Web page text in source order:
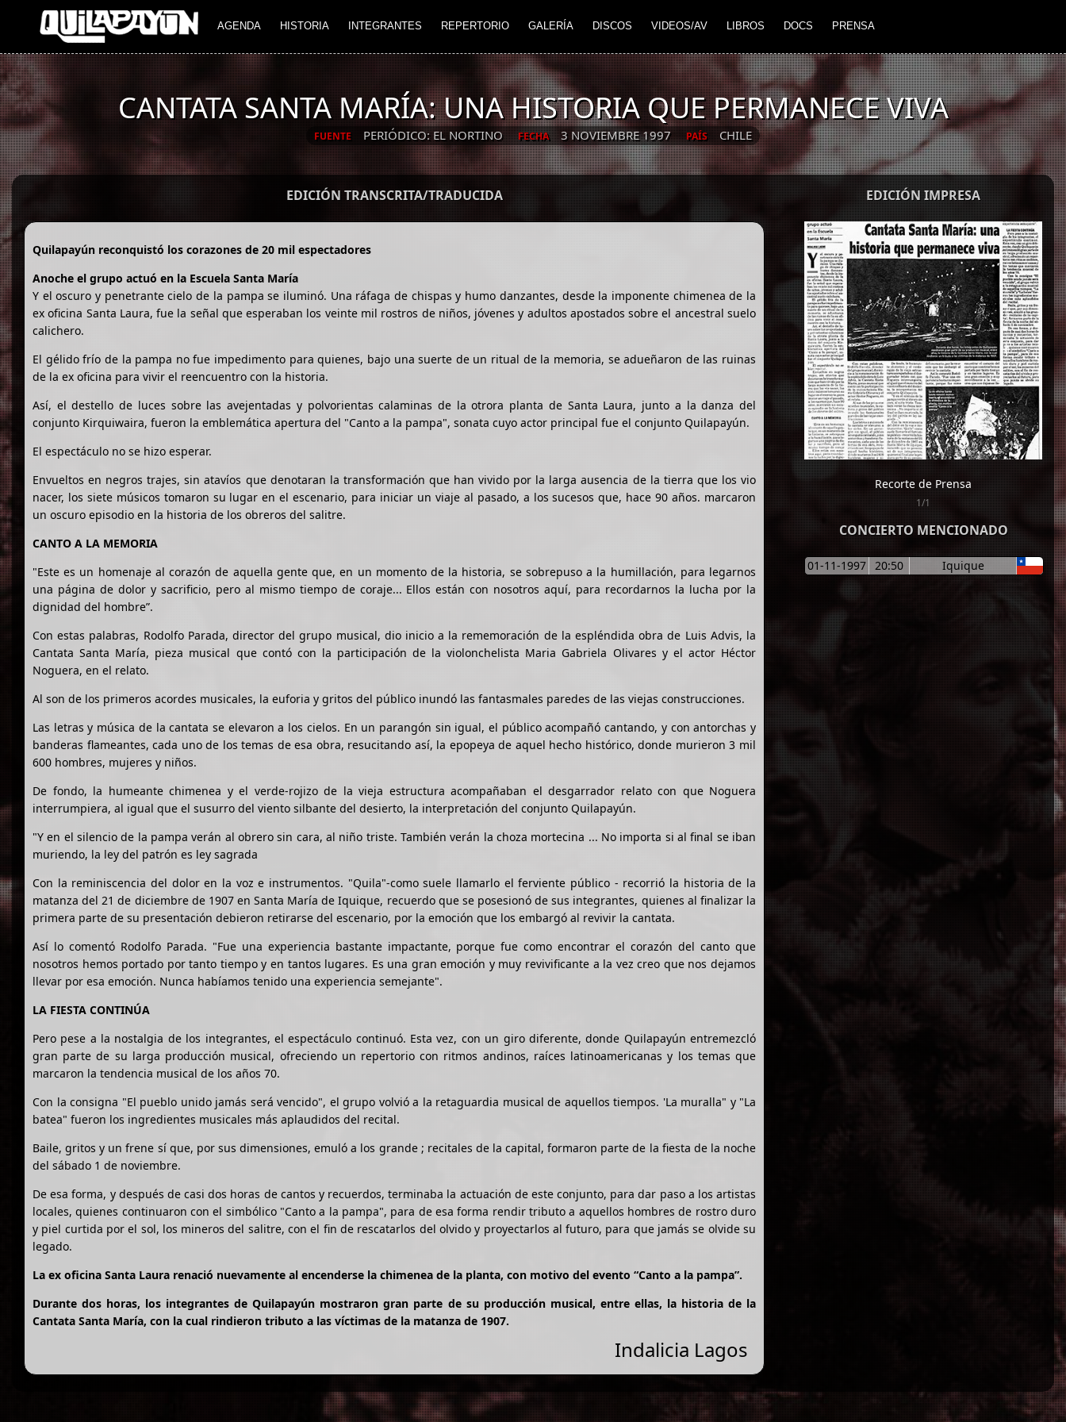
AGENDA HISTORIA INTEGRANTES REPERTORIO GALERÍA DISCOS VIDEOS/AV LIBROS DOCS PRENSA
CANTATA SANTA MARÍA: UNA HISTORIA QUE PERMANECE VIVA
FUENTE PERIÓDICO: EL NORTINO FECHA 3 NOVIEMBRE 1997 PAÍS CHILE
EDICIÓN TRANSCRITA/TRADUCIDA
Quilapayún reconquistó los corazones de 20 mil espectadores
Anoche el grupo actuó en la Escuela Santa María
Y el oscuro y penetrante cielo de la pampa se iluminó. Una ráfaga de chispas y humo danzantes, desde la imponente chimenea de la
ex oficina Santa Laura, fue la señal que esperaban los veinte mil rostros de niños, jóvenes y adultos apostados sobre el ancestral suelo
calichero.
El gélido frío de la pampa no fue impedimento para quienes, bajo una suerte de un ritual de la memoria, se adueñaron de las ruinas
de la ex oficina para vivir el reencuentro con la historia.
Así, el destello de luces sobre las avejentadas y polvorientas calaminas de la otrora planta de Santa Laura, junto a la danza del
conjunto Kirquiwaira, fueron la emblemática apertura del "Canto a la pampa", sonata cuyo actor principal fue el conjunto Quilapayún.
El espectáculo no se hizo esperar.
Envueltos en negros trajes, sin atavíos que denotaran la transformación que han vivido por la larga ausencia de la tierra que los vio
nacer, los siete músicos tomaron su lugar en el escenario, para iniciar un viaje al pasado, a los sucesos que, hace 90 años. marcaron
un oscuro episodio en la historia de los obreros del salitre.
CANTO A LA MEMORIA
"Este es un homenaje al corazón de aquella gente que, en un momento de la historia, se sobrepuso a la humillación, para legarnos
una página de dolor y sacrificio, pero al mismo tiempo de coraje... Ellos están con nosotros aquí, para recordarnos la lucha por la
dignidad del hombre”.
Con estas palabras, Rodolfo Parada, director del grupo musical, dio inicio a la rememoración de la espléndida obra de Luis Advis, la
Cantata Santa María, pieza musical que contó con la participación de la violonchelista Maria Gabriela Olivares y el actor Héctor
Noguera, en el relato.
Al son de los primeros acordes musicales, la euforia y gritos del público inundó las fantasmales paredes de las viejas construcciones.
Las letras y música de la cantata se elevaron a los cielos. En un parangón sin igual, el público acompañó cantando, y con antorchas y
banderas flameantes, cada uno de los temas de esa obra, resucitando así, la epopeya de aquel hecho histórico, donde murieron 3 mil
600 hombres, mujeres y niños.
De fondo, la humeante chimenea y el verde-rojizo de la vieja estructura acompañaban el desgarrador relato con que Noguera
interrumpiera, al igual que el susurro del viento silbante del desierto, la interpretación del conjunto Quilapayún.
"Y en el silencio de la pampa verán al obrero sin cara, al niño triste. También verán la choza mortecina ... No importa si al final se iban
muriendo, la ley del patrón es ley sagrada
Con la reminiscencia del dolor en la voz e instrumentos. "Quila"-como suele llamarlo el ferviente público - recorrió la historia de la
matanza del 21 de diciembre de 1907 en Santa María de Iquique, recuerdo que se posesionó de sus integrantes, quienes al finalizar la
primera parte de su presentación debieron retirarse del escenario, por la emoción que los embargó al revivir la cantata.
Así lo comentó Rodolfo Parada. "Fue una experiencia bastante impactante, porque fue como encontrar el corazón del canto que
nosotros hemos portado por tanto tiempo y en tantos lugares. Es una gran emoción y muy revivificante a la vez creo que nos dejamos
llevar por esa emoción. Nunca habíamos tenido una experiencia semejante".
LA FIESTA CONTINÚA
Pero pese a la nostalgia de los integrantes, el espectáculo continuó. Esta vez, con un giro diferente, donde Quilapayún entremezcló
gran parte de su larga producción musical, ofreciendo un repertorio con ritmos andinos, raíces latinoamericanas y los temas que
marcaron la tendencia musical de los años 70.
Con la consigna "El pueblo unido jamás será vencido", el grupo volvió a la retaguardia musical de aquellos tiempos. 'La muralla" y "La
batea" fueron los ingredientes musicales más aplaudidos del recital.
Baile, gritos y un frene sí que, por sus dimensiones, emuló a los grande ; recitales de la capital, formaron parte de la fiesta de la noche
del sábado 1 de noviembre.
De esa forma, y después de casi dos horas de cantos y recuerdos, terminaba la actuación de este conjunto, para dar paso a los artistas
locales, quienes continuaron con el simbólico "Canto a la pampa", para de esa forma rendir tributo a aquellos hombres de rostro duro
y piel curtida por el sol, los mineros del salitre, con el fin de rescatarlos del olvido y proyectarlos al futuro, para que jamás se olvide su
legado.
La ex oficina Santa Laura renació nuevamente al encenderse la chimenea de la planta, con motivo del evento “Canto a la pampa”.
Durante dos horas, los integrantes de Quilapayún mostraron gran parte de su producción musical, entre ellas, la historia de la
Cantata Santa María, con la cual rindieron tributo a las víctimas de la matanza de 1907.
Indalicia Lagos
EDICIÓN IMPRESA
Recorte de Prensa
1/1
CONCIERTO MENCIONADO
01-11-1997 20:50 Iquique